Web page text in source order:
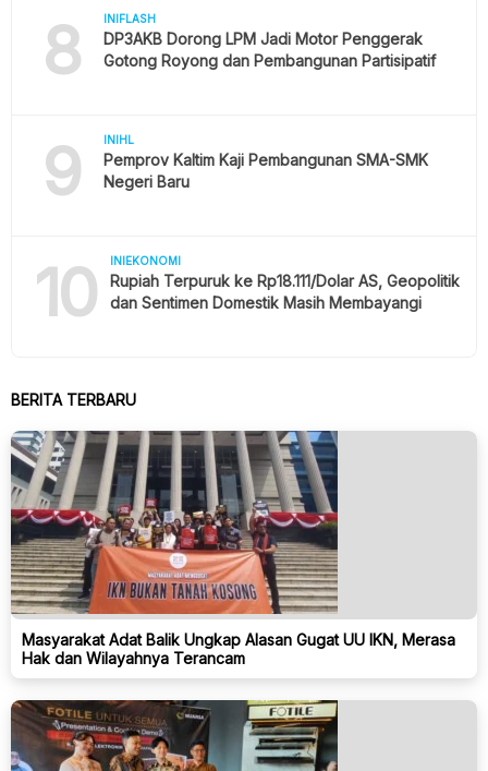
8 INIFLASH
DP3AKB Dorong LPM Jadi Motor Penggerak
Gotong Royong dan Pembangunan Partisipatif
9 INIHL
Pemprov Kaltim Kaji Pembangunan SMA-SMK
Negeri Baru
10 INIEKONOMI
Rupiah Terpuruk ke Rp18.111/Dolar AS, Geopolitik
dan Sentimen Domestik Masih Membayangi
BERITA TERBARU
Masyarakat Adat Balik Ungkap Alasan Gugat UU IKN, Merasa
Hak dan Wilayahnya Terancam